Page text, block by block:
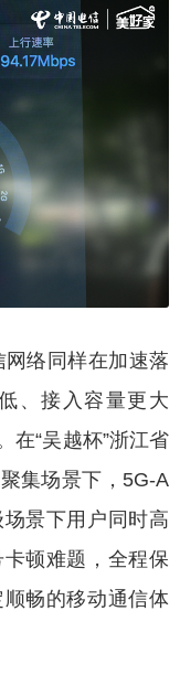
络同样在加速落
、接入容量更大
“吴越杯”浙江省
集场景下，5G-A
景下用户同时高
顿难题，全程保
畅的移动通信体